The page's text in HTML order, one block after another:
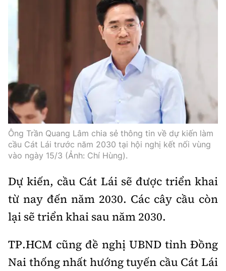
Ông Trần Quang Lâm chia sẻ thông tin về dự kiến làm
cầu Cát Lái trước năm 2030 tại hội nghị kết nối vùng
vào ngày 15/3 (Ảnh: Chí Hùng).
Dự kiến, cầu Cát Lái sẽ được triển khai
từ nay đến năm 2030. Các cây cầu còn
lại sẽ triển khai sau năm 2030.
TP.HCM cũng đề nghị UBND tỉnh Đồng
Nai thống nhất hướng tuyến cầu Cát Lái